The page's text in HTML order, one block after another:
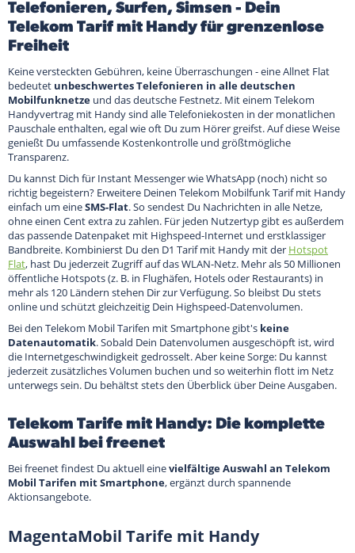
Telefonieren, Surfen, Simsen - Dein
Telekom Tarif mit Handy für grenzenlose
Freiheit
Keine versteckten Gebühren, keine Überraschungen - eine Allnet Flat
bedeutet unbeschwertes Telefonieren in alle deutschen
Mobilfunknetze und das deutsche Festnetz. Mit einem Telekom
Handyvertrag mit Handy sind alle Telefoniekosten in der monatlichen
Pauschale enthalten, egal wie oft Du zum Hörer greifst. Auf diese Weise
genießt Du umfassende Kostenkontrolle und größtmögliche
Transparenz.
Du kannst Dich für Instant Messenger wie WhatsApp (noch) nicht so
richtig begeistern? Erweitere Deinen Telekom Mobilfunk Tarif mit Handy
einfach um eineSMS-Flat. So sendest Du Nachrichten in alle Netze,
ohne einen Cent extra zu zahlen. Für jeden Nutzertyp gibt es außerdem
das passende Datenpaket mit Highspeed-Internet und erstklassiger
Bandbreite. Kombinierst Du den D1 Tarif mit Handy mit der Hotspot
Flat, hast Du jederzeit Zugriff auf das WLAN-Netz. Mehr als 50 Millionen
öffentliche Hotspots (z. B. in Flughäfen, Hotels oder Restaurants) in
mehr als 120 Ländern stehen Dir zur Verfügung. So bleibst Du stets
online und schützt gleichzeitig Dein Highspeed-Datenvolumen.
Bei den Telekom Mobil Tarifen mit Smartphone gibt's keine
Datenautomatik. Sobald Dein Datenvolumen ausgeschöpft ist, wird
die Internetgeschwindigkeit gedrosselt. Aber keine Sorge: Du kannst
jederzeit zusätzliches Volumen buchen und so weiterhin flott im Netz
unterwegs sein. Du behältst stets den Überblick über Deine Ausgaben.
Telekom Tarife mit Handy: Die komplette
Auswahl bei freenet
Bei freenet findest Du aktuell einevielfältige Auswahl an Telekom
Mobil Tarifen mit Smartphone, ergänzt durch spannende
Aktionsangebote.
MagentaMobil Tarife mit Handy